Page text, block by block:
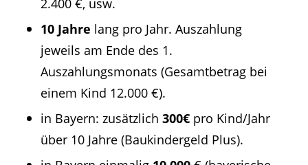
10 Jahre lang pro Jahr. Auszahlung
jeweils am Ende des 1.
Auszahlungsmonats (Gesamtbetrag bei
einem Kind 12.000 €).
in Bayern: zusätzlich 300€pro Kind/Jahr
über 10 Jahre (Baukindergeld Plus).